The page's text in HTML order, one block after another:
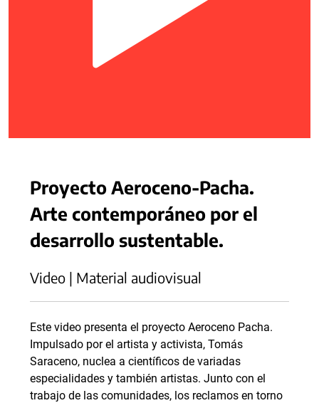
Proyecto Aeroceno-Pacha.
Arte contemporáneo por el
desarrollo sustentable.
Video | Material audiovisual
Este video presenta el proyecto Aeroceno Pacha.
Impulsado por el artista y activista, Tomás
Saraceno, nuclea a científicos de variadas
especialidades y también artistas. Junto con el
trabajo de las comunidades, los reclamos en torno